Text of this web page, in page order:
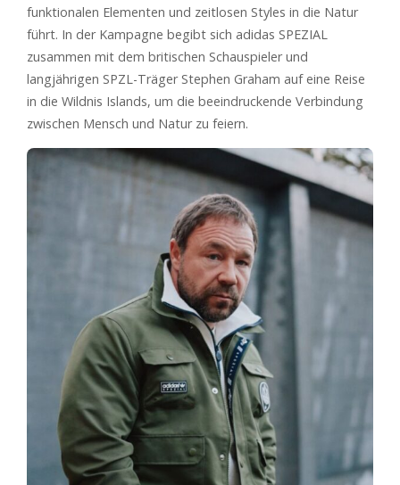
funktionalen Elementen und zeitlosen Styles in die Natur
führt. In der Kampagne begibt sich adidas SPEZIAL
zusammen mit dem britischen Schauspieler und
langjährigen SPZL-Träger Stephen Graham auf eine Reise
in die Wildnis Islands, um die beeindruckende Verbindung
zwischen Mensch und Natur zu feiern.